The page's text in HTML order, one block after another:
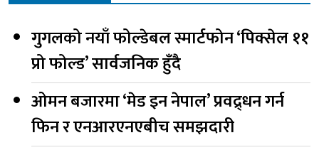
गुगलको नयाँ फोल्डेबल स्मार्टफोन ‘पिक्सेल ११
प्रो फोल्ड’ सार्वजनिक हुँदै
ओमन बजारमा ‘मेड इन नेपाल’ प्रवद्र्धन गर्न
फिन र एनआरएनएबीच समझदारी